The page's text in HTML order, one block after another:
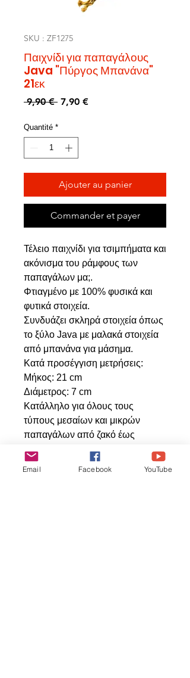
SKU : ZF1275
Παιχνίδι για παπαγάλους
Java "Πύργος Μπανάνα"
21εκ
9,90 € Prix
7,90 €Prix
Quantité *
Ajouter au panier
Commander et payer
Τέλειο παιχνίδι για τσιμπήματα και
ακόνισμα του ράμφους των
παπαγάλων μα;.
Φτιαγμένο με 100% φυσικά και
φυτικά στοιχεία.
Συνδυάζει σκληρά στοιχεία όπως
το ξύλο Java με μαλακά στοιχεία
από μπανάνα για μάσημα.
Κατά προσέγγιση μετρήσεις:
Μήκος: 21 cm
Διάμετρος: 7 cm
Κατάλληλο για όλους τους
τύπους μεσαίων και μικρών
παπαγάλων από ζακό έως
κοκατίλ, μπάτζι, lovebirds κλπ
Email Facebook YouTube